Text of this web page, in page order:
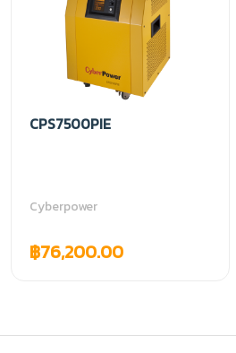
CPS7500PIE
Cyberpower
฿76,200.00